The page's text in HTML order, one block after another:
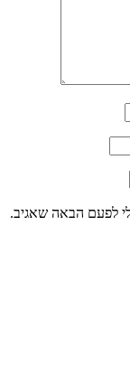
לפעם הבאה שאגיב.